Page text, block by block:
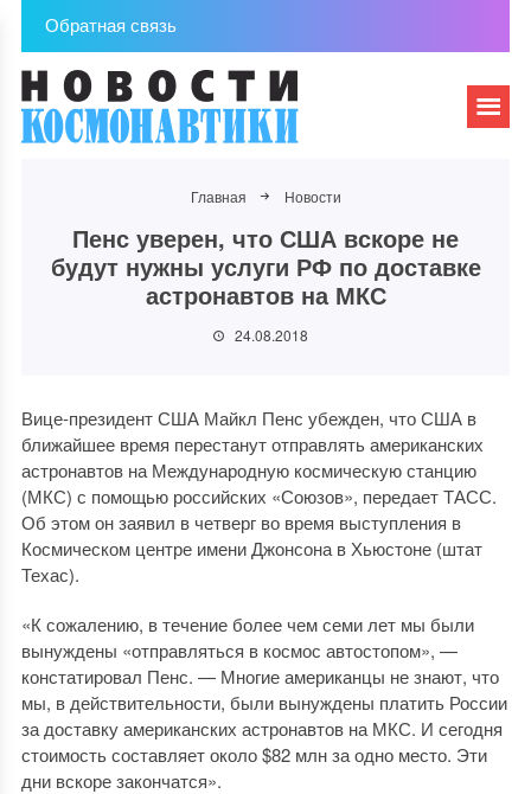
Обратная связь
Главная Новости
Пенс уверен, что США вскоре не
будут нужны услуги РФ по доставке
астронавтов на МКС
24.08.2018
Вице-президент США Майкл Пенс убежден, что США в
ближайшее время перестанут отправлять американских
астронавтов на Международную космическую станцию
(МКС) с помощью российских «Союзов», передает ТАСС.
Об этом он заявил в четверг во время выступления в
Космическом центре имени Джонсона в Хьюстоне (штат
Техас).
«К сожалению, в течение более чем семи лет мы были
вынуждены «отправляться в космос автостопом», —
констатировал Пенс. — Многие американцы не знают, что
мы, в действительности, были вынуждены платить России
за доставку американских астронавтов на МКС. И сегодня
стоимость составляет около $82 млн за одно место. Эти
дни вскоре закончатся».